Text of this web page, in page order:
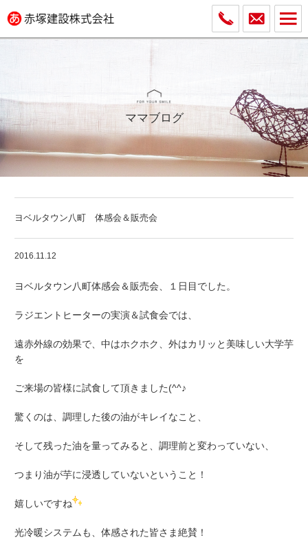
ママブログ
ヨベルタウン八町 体感会＆販売会
2016.11.12
ヨベルタウン八町体感会＆販売会、１日目でした。
ラジエントヒーターの実演＆試食会では、
遠赤外線の効果で、中はホクホク、外はカリッと美味しい大学芋
を
ご来場の皆様に試食して頂きました(^^♪
驚くのは、調理した後の油がキレイなこと、
そして残った油を量ってみると、調理前と変わっていない、
つまり油が芋に浸透していないということ！
嬉しいですね
光冷暖システムも、体感された皆さま絶賛！